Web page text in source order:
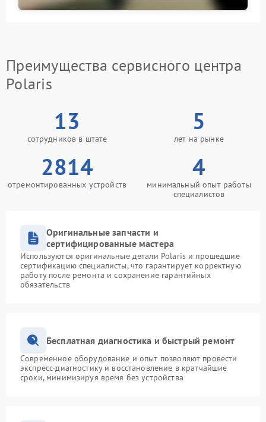
Преимущества сервисного центра
Polaris
13
сотрудников в штате
5
лет на рынке
2814
отремонтированных устройств
4
минимальный опыт работы
специалистов
Оригинальные запчасти и
сертифицированные мастера
Используются оригинальные детали Polaris и прошедшие
сертификацию специалисты, что гарантирует корректную
работу после ремонта и сохранение гарантийных
обязательств
Бесплатная диагностика и быстрый ремонт
Современное оборудование и опыт позволяют провести
экспресс-диагностику и восстановление в кратчайшие
сроки, минимизируя время без устройства